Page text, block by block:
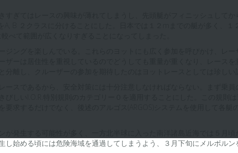
すぎてはレースの興味が薄れてしまうし、先頭艇がフィニッシュして
A, B ２クラスに分けることにした。日本では１２mまでの艇が多く、
べて範囲が広くなりすぎることになってしまった。
ジングを楽しんでいる。これらのヨットにも広く参加を呼びかけ、レ
ザーは居住性を重視しているのでどうしても重量が重くなり、レース
ースであるから、安全対策には十分注意しなければならない。まず乗
びしいI.O.R.特別規則のカテゴリー０を適用することにした。この規則
求するだけでなく、後述のアルゴス(ARGOS)システムを使用して各
が発生する可能性が多く、一方北半球に入った南洋諸島近海では５月
始める頃には危険海域を通過してしまうよう、３月下旬にメルボルン